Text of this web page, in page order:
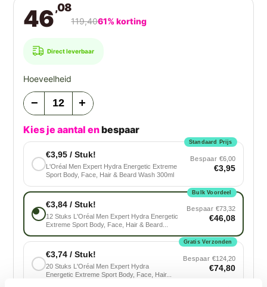
46,08
119,4061% korting
Direct leverbaar
Hoeveelheid
− +
Kies je aantal enbespaar
Standaard Prijs
€3,95 / Stuk!
L'Oréal Men Expert Hydra Energetic Extreme
Sport Body, Face, Hair & Beard Wash 300ml
Bespaar €6,00
€3,95
Bulk Voordeel
€3,84 / Stuk!
12 Stuks L'Oréal Men Expert Hydra Energetic
Extreme Sport Body, Face, Hair & Beard...
Bespaar €73,32
€46,08
Gratis Verzonden
€3,74 / Stuk!
20 Stuks L'Oréal Men Expert Hydra
Energetic Extreme Sport Body, Face, Hair...
Bespaar €124,20
€74,80